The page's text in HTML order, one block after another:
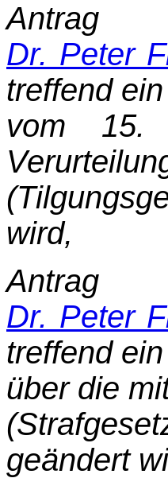
Dr. Peter
treffend
vom 15.
wird,
Dr. Peter
treffend
über die
geändert